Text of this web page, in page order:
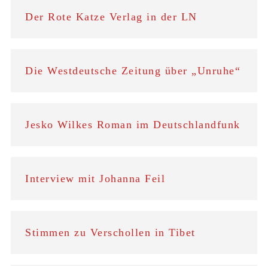
Der Rote Katze Verlag in der LN
Die Westdeutsche Zeitung über „Unruhe“
Jesko Wilkes Roman im Deutschlandfunk
Interview mit Johanna Feil
Stimmen zu Verschollen in Tibet